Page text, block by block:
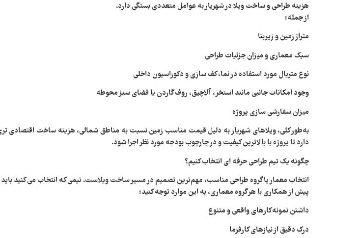
هزینه طراحی و ساخت ویلا در شهریار به عوامل متعددی بستگی دارد.
از جمله:
متراژ زمین و زیربنا
سبک معماری و میزان جزئیات طراحی
نوع متریال مورد استفاده در نما، کف‌ سازی و دکوراسیون داخلی
وجود امکانات جانبی مانند استخر، آلاچیق، روف‌ گاردن یا فضای سبز محوطه
میزان سفارشی‌ سازی پروژه
به‌طور کلی، ویلاهای شهریار به دلیل قیمت مناسب‌ زمین نسبت به مناطق شمالی، هزینه ساخت اقتصادی‌
دارد تا پروژه با بالاترین کیفیت و در چارچوب بودجه مورد نظر اجرا شود.
چگونه یک تیم طراحی حرفه‌ ای انتخاب کنیم؟
انتخاب معمار یا گروه طراحی مناسب، مهم‌ترین تصمیم در مسیر ساخت ویلاست. تیمی که انتخاب می‌ کنید باید
پیش از همکاری با هر گروه معماری، به این موارد توجه کنید:
داشتن نمونه‌کارهای واقعی و متنوع
درک دقیق از نیازهای کارفرما